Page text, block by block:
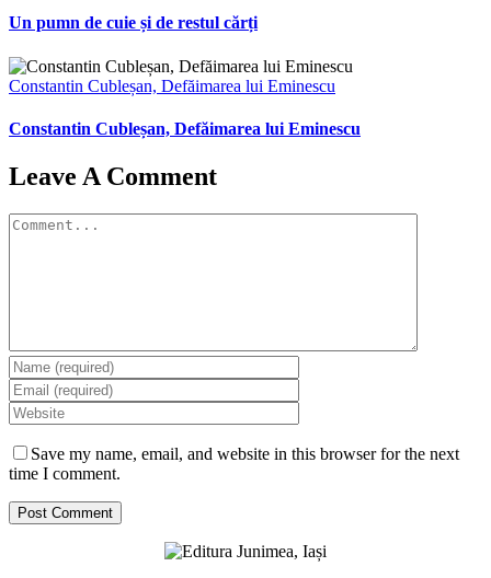
Un pumn de cuie și de restul cărți
Constantin Cubleșan, Defăimarea lui Eminescu
Constantin Cubleșan, Defăimarea lui Eminescu
Leave A Comment
Comment
Save my name, email, and website in this browser for the next
time I comment.